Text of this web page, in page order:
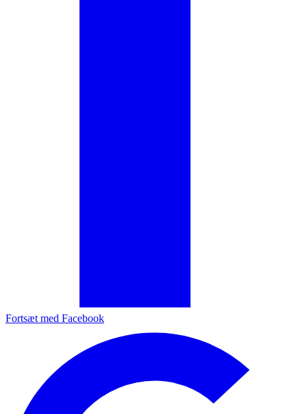
Fortsæt med Facebook